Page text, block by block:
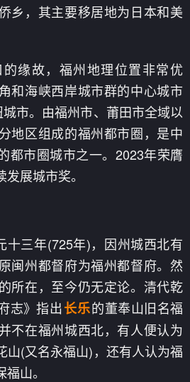
乡，其主要移居地为日本和美
缘故，福州地理位置非常优
和海峡西岸城市群的中心城市
城市。由福州市、莆田市全域以
地区组成的福州都市圈，是中
都市圈城市之一。2023年荣膺
展城市奖。
十三年(725年)，因州城西北有
闽州都督府为福州都督府。然
所在，至今仍无定论。清代乾
志》指出长乐的董奉山旧名福
不在福州城西北，有人便认为
山(又名永福山)，还有人认为福
山。